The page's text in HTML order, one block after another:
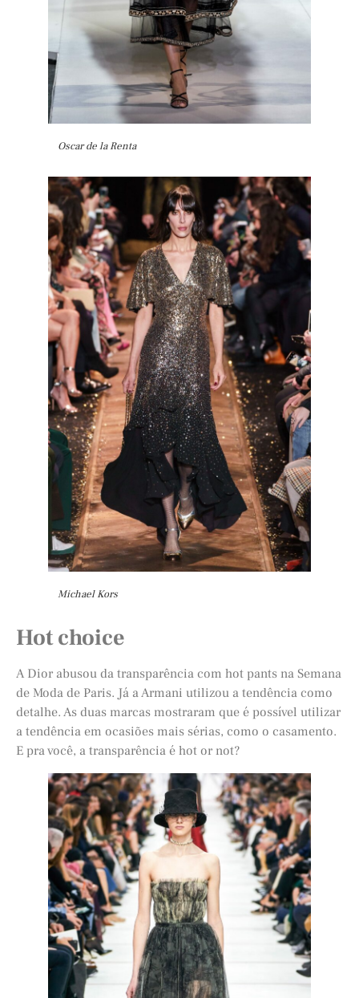
Oscar de la Renta
Michael Kors
Hot choice
A Dior abusou da transparência com hot pants na Semana
de Moda de Paris. Já a Armani utilizou a tendência como
detalhe. As duas marcas mostraram que é possível utilizar
a tendência em ocasiões mais sérias, como o casamento.
E pra você, a transparência é hot or not?